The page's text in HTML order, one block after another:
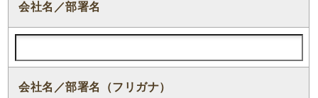
会社名／部署名
会社名／部署名（フリガナ）